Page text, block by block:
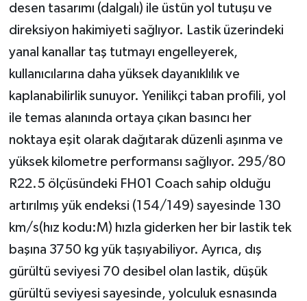
desen tasarımı (dalgalı) ile üstün yol tutuşu ve
direksiyon hakimiyeti sağlıyor. Lastik üzerindeki
yanal kanallar taş tutmayı engelleyerek,
kullanıcılarına daha yüksek dayanıklılık ve
kaplanabilirlik sunuyor. Yenilikçi taban profili, yol
ile temas alanında ortaya çıkan basıncı her
noktaya eşit olarak dağıtarak düzenli aşınma ve
yüksek kilometre performansı sağlıyor. 295/80
R22.5 ölçüsündeki FH01 Coach sahip olduğu
artırılmış yük endeksi (154/149) sayesinde 130
km/s(hız kodu:M) hızla giderken her bir lastik tek
başına 3750 kg yük taşıyabiliyor. Ayrıca, dış
gürültü seviyesi 70 desibel olan lastik, düşük
gürültü seviyesi sayesinde, yolculuk esnasında